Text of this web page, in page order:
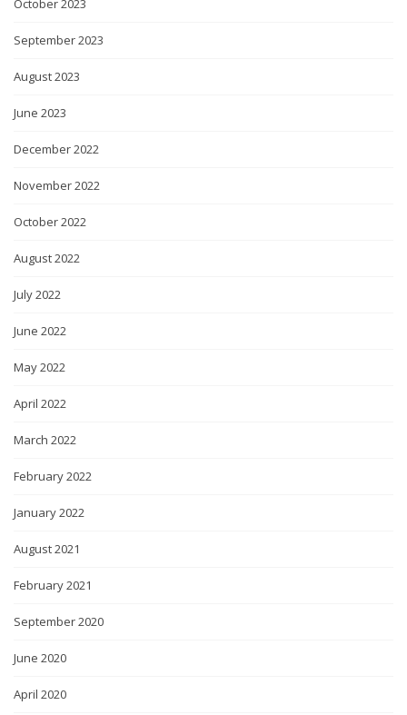
October 2023
September 2023
August 2023
June 2023
December 2022
November 2022
October 2022
August 2022
July 2022
June 2022
May 2022
April 2022
March 2022
February 2022
January 2022
August 2021
February 2021
September 2020
June 2020
April 2020